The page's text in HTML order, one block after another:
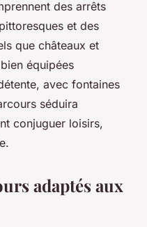
des arrêts
et des
que châteaux et
équipées
avec fontaines
séduira
conjuguer loisirs,
adaptés aux